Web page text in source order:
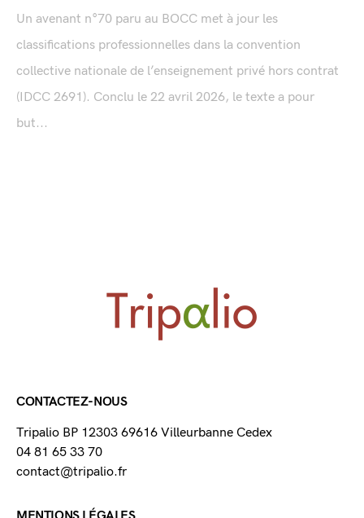
Un avenant n°70 paru au BOCC met à jour les
classifications professionnelles dans la convention
collective nationale de l’enseignement privé hors contrat
(IDCC 2691). Conclu le 22 avril 2026, le texte a pour
but...
CONTACTEZ-NOUS
Tripalio BP 12303 69616 Villeurbanne Cedex
04 81 65 33 70
contact@tripalio.fr